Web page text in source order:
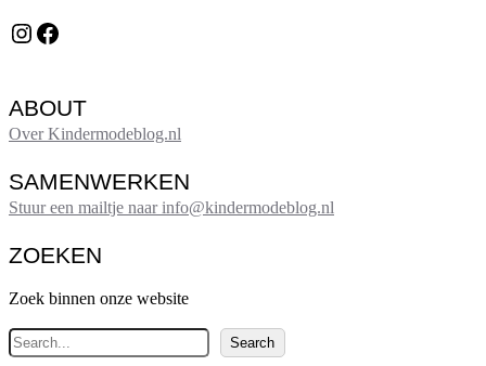
Instagram Facebook
ABOUT
Over Kindermodeblog.nl
SAMENWERKEN
Stuur een mailtje naar info@kindermodeblog.nl
ZOEKEN
Zoek binnen onze website
Z
Search